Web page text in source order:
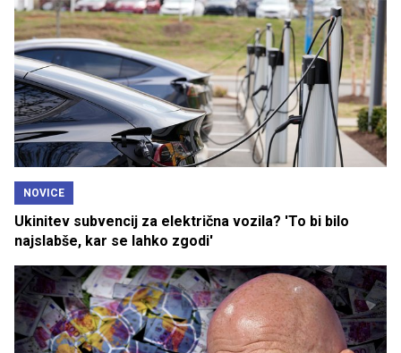
NOVICE
Ukinitev subvencij za električna vozila? 'To bi bilo
najslabše, kar se lahko zgodi'